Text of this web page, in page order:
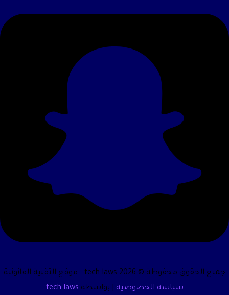
جميع الحقوق محفوظة © 2026 tech-laws - موقع التقنية القانونية
سياسة الخصوصية | بواسطة tech-laws